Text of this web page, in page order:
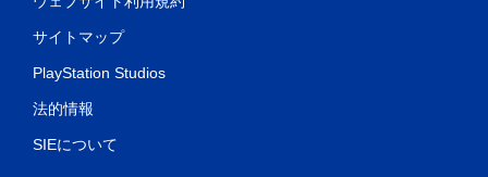
サイトマップ
PlayStation Studios
法的情報
SIEについて